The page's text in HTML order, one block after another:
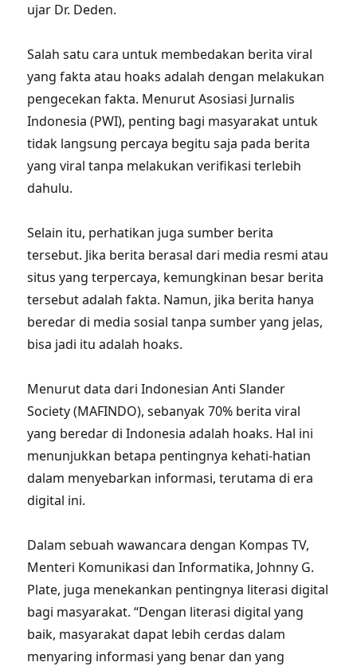
ujar Dr. Deden.
Salah satu cara untuk membedakan berita viral
yang fakta atau hoaks adalah dengan melakukan
pengecekan fakta. Menurut Asosiasi Jurnalis
Indonesia (PWI), penting bagi masyarakat untuk
tidak langsung percaya begitu saja pada berita
yang viral tanpa melakukan verifikasi terlebih
dahulu.
Selain itu, perhatikan juga sumber berita
tersebut. Jika berita berasal dari media resmi atau
situs yang terpercaya, kemungkinan besar berita
tersebut adalah fakta. Namun, jika berita hanya
beredar di media sosial tanpa sumber yang jelas,
bisa jadi itu adalah hoaks.
Menurut data dari Indonesian Anti Slander
Society (MAFINDO), sebanyak 70% berita viral
yang beredar di Indonesia adalah hoaks. Hal ini
menunjukkan betapa pentingnya kehati-hatian
dalam menyebarkan informasi, terutama di era
digital ini.
Dalam sebuah wawancara dengan Kompas TV,
Menteri Komunikasi dan Informatika, Johnny G.
Plate, juga menekankan pentingnya literasi digital
bagi masyarakat. “Dengan literasi digital yang
baik, masyarakat dapat lebih cerdas dalam
menyaring informasi yang benar dan yang